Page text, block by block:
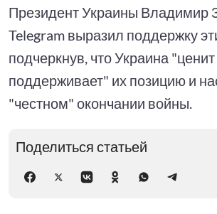
Президент Украины Владимир
Telegram выразил поддержку
подчеркнув, что Украина
поддерживает" их позицию и
"честном" окончании войны.
Поделиться статьей